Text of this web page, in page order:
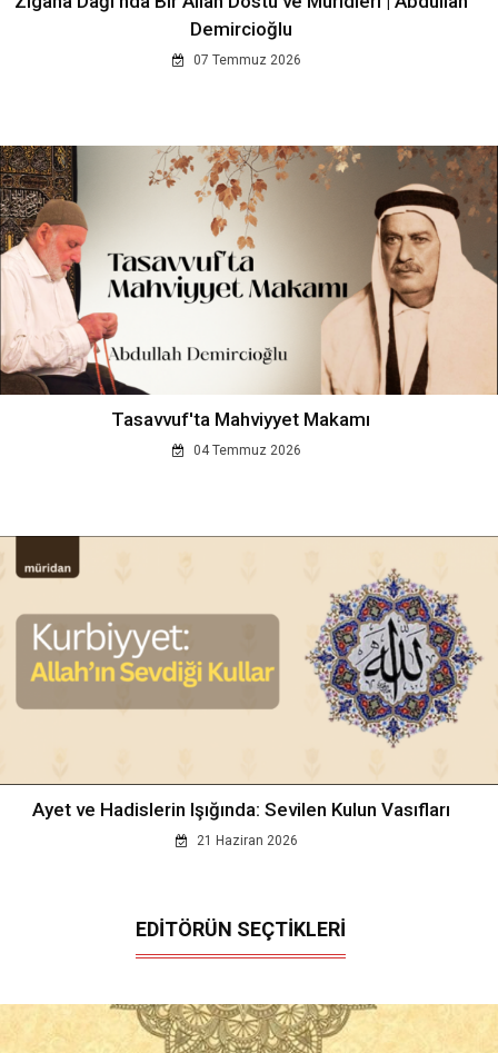
Demircioğlu
07 Temmuz 2026
Tasavvuf'ta Mahviyyet Makamı
04 Temmuz 2026
Ayet ve Hadislerin Işığında: Sevilen Kulun Vasıfları
21 Haziran 2026
EDİTÖRÜN SEÇTİKLERİ